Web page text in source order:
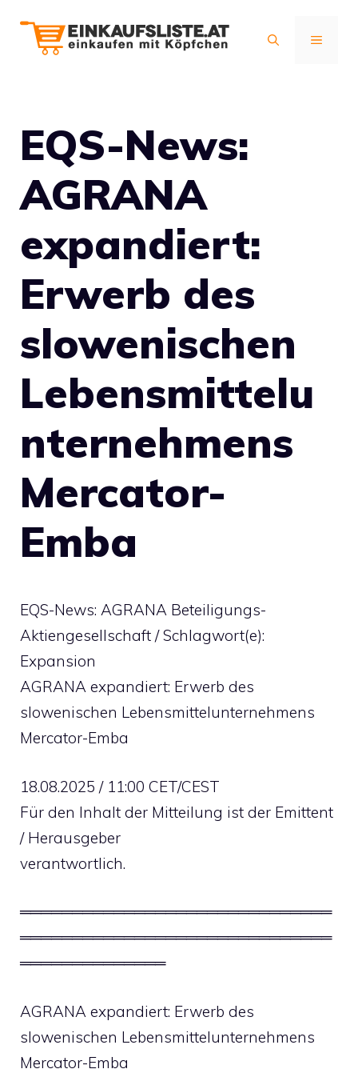
Inhalt
MENÜ
EQS-News:
AGRANA
expandiert:
Erwerb des
slowenischen
Lebensmittelu
nternehmens
Mercator-
Emba
EQS-News: AGRANA Beteiligungs-
Aktiengesellschaft / Schlagwort(e):
Expansion
AGRANA expandiert: Erwerb des
slowenischen Lebensmittelunternehmens
Mercator-Emba
18.08.2025 / 11:00 CET/CEST
Für den Inhalt der Mitteilung ist der Emittent
/ Herausgeber
verantwortlich.
══════════════════════════════
══════════════════════════════
══════════════
AGRANA expandiert: Erwerb des
slowenischen Lebensmittelunternehmens
Mercator-Emba